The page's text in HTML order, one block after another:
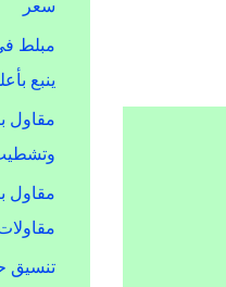
سعر
مبلط
ينبع
مقاول
وتشطيب
مقاول
تنسيق